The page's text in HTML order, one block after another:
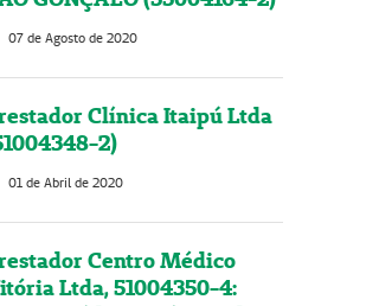
07 de Agosto de 2020
Clínica Itaipú Ltda
2)
01 de Abril de 2020
Centro Médico
Ltda, 51004350-4: